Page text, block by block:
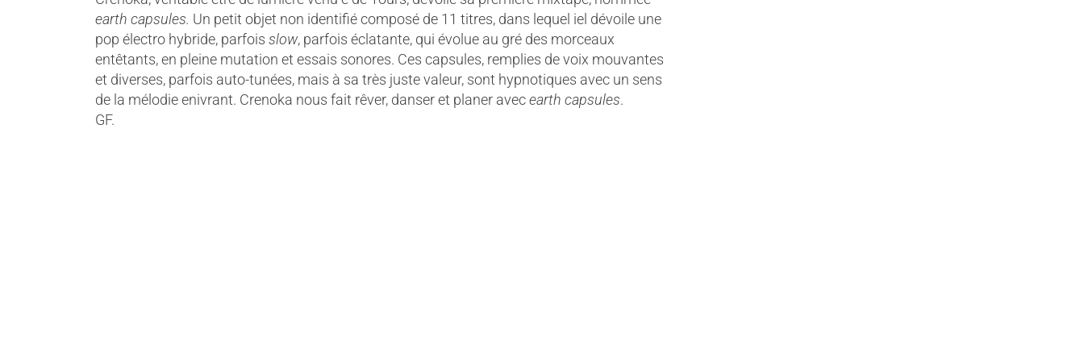
earth capsules. Un petit objet non identifié composé de 11 titres, dans lequel iel dévoile une
pop électro hybride, parfois slow, parfois éclatante, qui évolue au gré des morceaux
entêtants, en pleine mutation et essais sonores. Ces capsules, remplies de voix mouvantes
et diverses, parfois auto-tunées, mais à sa très juste valeur, sont hypnotiques avec un sens
de la mélodie enivrant. Crenoka nous fait rêver, danser et planer avecearth capsules.
GF.